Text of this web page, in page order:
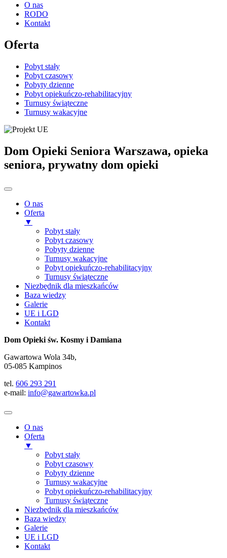
O nas
RODO
Kontakt
Oferta
Pobyt stały
Pobyt czasowy
Pobyty dzienne
Pobyt opiekuńczo-rehabilitacyjny
Turnusy świąteczne
Turnusy wakacyjne
Dom Opieki Seniora Warszawa, opieka
seniora, prywatny dom opieki
O nas
Oferta
▼
Pobyt stały
Pobyt czasowy
Pobyty dzienne
Turnusy wakacyjne
Pobyt opiekuńczo-rehabilitacyjny
Turnusy świąteczne
Niezbędnik dla mieszkańców
Baza wiedzy
Galerie
UE i LGD
Kontakt
Dom Opieki św. Kosmy i Damiana
Gawartowa Wola 34b,
05-085 Kampinos
tel. 606 293 291
e-mail: info@gawartowka.pl
O nas
Oferta
▼
Pobyt stały
Pobyt czasowy
Pobyty dzienne
Turnusy wakacyjne
Pobyt opiekuńczo-rehabilitacyjny
Turnusy świąteczne
Niezbędnik dla mieszkańców
Baza wiedzy
Galerie
UE i LGD
Kontakt